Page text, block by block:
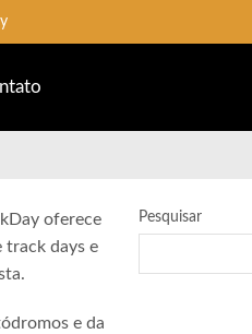
oferece
track days e
e da
Pesquisar